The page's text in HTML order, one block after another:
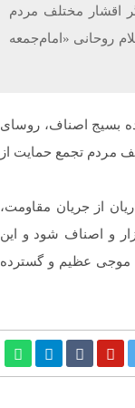
اقشار مختلف مردم
روحانی «امام‌جمعه
بسیج اصناف، روسای
مردم تجمع حمایت از
از جریان مقاومت،
و اصناف شود و این
موجی عظیم و گسترده